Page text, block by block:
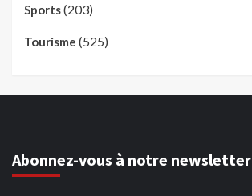
Sports(203)
Tourisme (525)
Abonnez-vous à notre newsletter